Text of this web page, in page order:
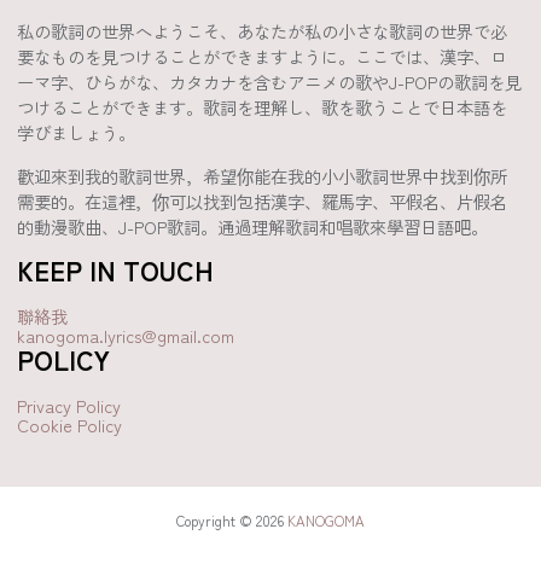
私の歌詞の世界へようこそ、あなたが私の小さな歌詞の世界で必
要なものを見つけることができますように。ここでは、漢字、ロ
ーマ字、ひらがな、カタカナを含むアニメの歌やJ-POPの歌詞を見
つけることができます。歌詞を理解し、歌を歌うことで日本語を
学びましょう。
歡迎來到我的歌詞世界，希望你能在我的小小歌詞世界中找到你所
需要的。在這裡，你可以找到包括漢字、羅馬字、平假名、片假名
的動漫歌曲、J-POP歌詞。通過理解歌詞和唱歌來學習日語吧。
KEEP IN TOUCH
聯絡我
kanogoma.lyrics@gmail.com
POLICY
Privacy Policy
Cookie Policy
Copyright © 2026 KANOGOMA